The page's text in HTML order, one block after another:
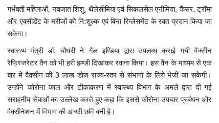
गर्भवती महिलाओं, नवजात शिशु, थैलेसीमिया एवं सिकलसेल एनीमिया, कैंसर, ट्रॉमा
और एक्सीडेंट के मरीजों को नि:शुल्क एवं बिना रिप्लेसमेंट के रक्त प्रदान किया जा
सकेगा।
स्वास्थ्य मंत्री डॉ. चौधरी ने गैल इण्डिया द्वारा उपलब्ध कराई गयी वैक्सीन
रेफ्रिजरेटर वैन को भी हरी झण्डी दिखाकर रवाना किया। इस वैन के माध्यम से एक
बार में वैक्सीन की 3 लाख डोज राज्य-स्तर से संभागों के लिये भेजी जा सकेगी।
उन्होंने कोरोना काल और टीकाकरण में स्वास्थ्य विभाग के अमले द्वारा दी गई
सराहनीय सेवाओं का उल्लेख करते हुए कहा कि इससे कोरोना उपचार प्रबंधन और
वैक्सीनेशन में विभाग की अच्छी छवि बनी है।